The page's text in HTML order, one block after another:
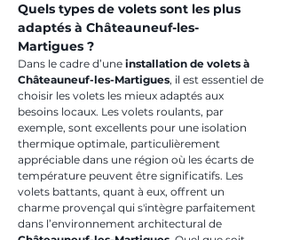
Quels types de volets sont les plus
adaptés à Châteauneuf-les-
Martigues ?
Dans le cadre d’une installation de volets à
Châteauneuf-les-Martigues, il est essentiel de
choisir les volets les mieux adaptés aux
besoins locaux. Les volets roulants, par
exemple, sont excellents pour une isolation
thermique optimale, particulièrement
appréciable dans une région où les écarts de
température peuvent être significatifs. Les
volets battants, quant à eux, offrent un
charme provençal qui s'intègre parfaitement
dans l’environnement architectural de